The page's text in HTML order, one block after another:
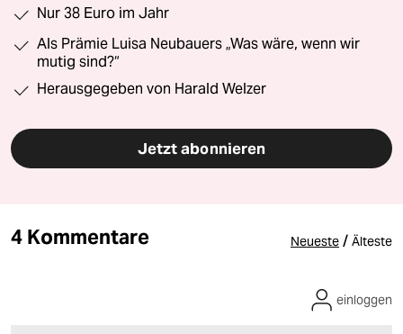
Nur 38 Euro im Jahr
Als Prämie Luisa Neubauers „Was wäre, wenn wir
mutig sind?“
Herausgegeben von Harald Welzer
Jetzt abonnieren
4 Kommentare Neueste / Älteste
einloggen